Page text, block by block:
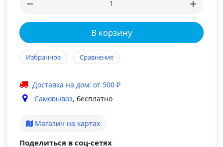
В корзину
Избранное Сравнение
Доставка на дом: от 500 ₽
Самовывоз, бесплатно
Магазин на картах
Поделиться в соц-сетях